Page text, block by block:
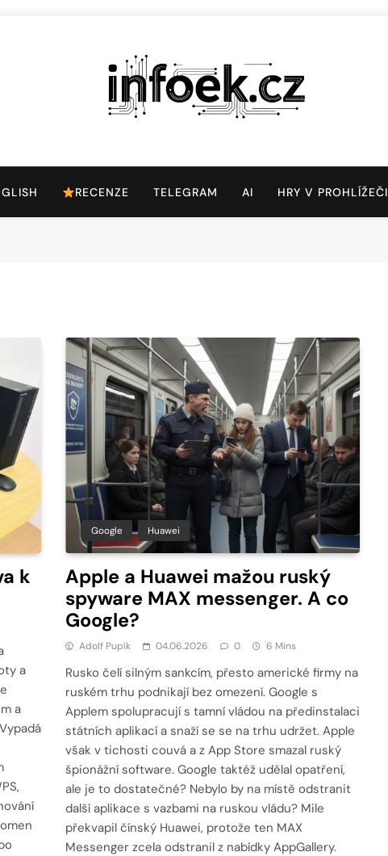
Infoek.cz
RECENZE TELEGRAM AI HRY V PROHLÍŽEČI
k
a
a
Google Huawei
Apple a Huawei mažou ruský
spyware MAX messenger. A co
Google?
Adolf Pupík 04.06.2026 0 6 Mins
Rusko čelí silným sankcím, přesto americké firmy na
ruském trhu podnikají bez omezení. Google s
Applem spolupracují s tamní vládou na předinstalaci
státních aplikací a snaží se se na trhu udržet. Apple
však v tichosti couvá a z App Store smazal ruský
špionážní software. Google taktéž udělal opatření,
ale je to dostatečné? Nebylo by na místě odstranit
další aplikace s vazbami na ruskou vládu? Mile
překvapil čínský Huawei, protože ten MAX
Messenger zcela odstranil z nabídky AppGallery.